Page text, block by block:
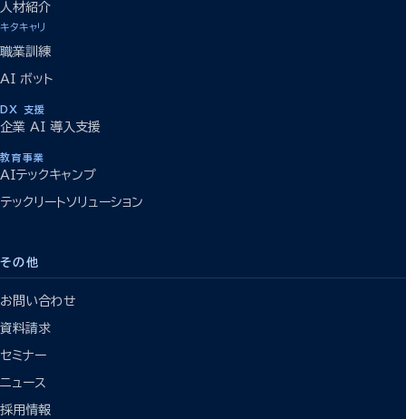
人材紹介
キタキャリ
職業訓練
AI ボット
DX 支援
企業 AI 導入支援
教育事業
AIテックキャンプ
テックリートソリューション
その他
お問い合わせ
資料請求
セミナー
ニュース
採用情報